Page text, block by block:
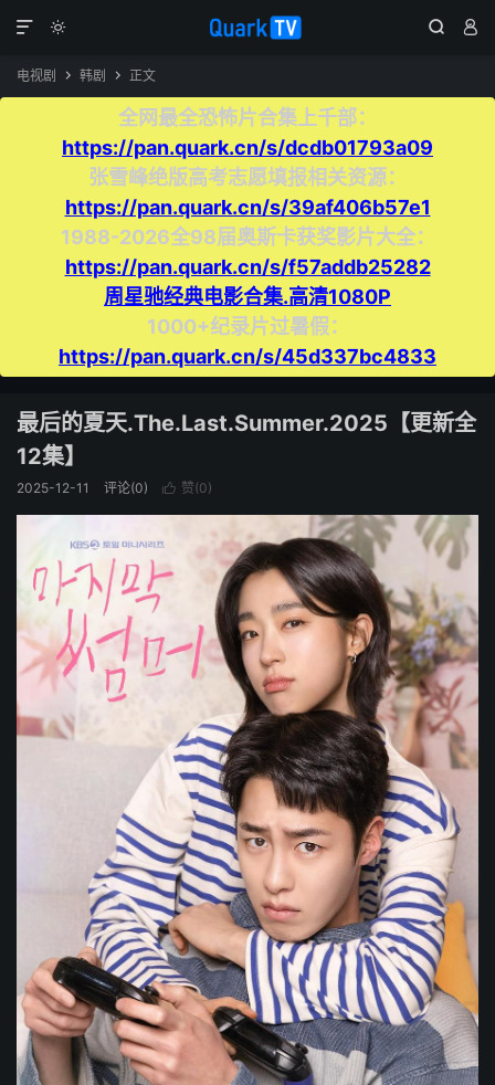
  

电视剧  韩剧  正文
全网最全恐怖片合集上千部：
https://pan.quark.cn/s/dcdb01793a09
张雪峰绝版高考志愿填报相关资源：
https://pan.quark.cn/s/39af406b57e1
1988-2026全98届奥斯卡获奖影片大全：
https://pan.quark.cn/s/f57addb25282
周星驰经典电影合集.高清1080P
1000+纪录片过暑假：
https://pan.quark.cn/s/45d337bc4833
最后的夏天.The.Last.Summer.2025【更新全
12集】
2025-12-11 评论(0)  赞(0)